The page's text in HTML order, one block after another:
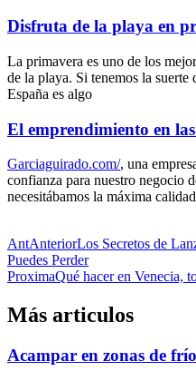
Disfruta de la playa en
La primavera es uno de los
de la playa. Si tenemos la suerte
España es algo
El emprendimiento en
Garciaguirado.com/, una
confianza para nuestro negocio
necesitábamos la máxima
AntAnteriorLos Secretos de
Puedes Perder
ProximaQué hacer en Venecia,
Más articulos
Acampar en zonas de frío